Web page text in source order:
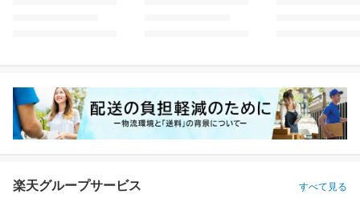
楽天グループサービス すべて見る